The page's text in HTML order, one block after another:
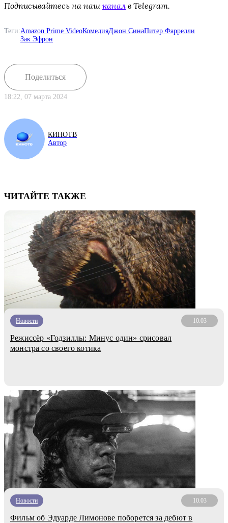
Подписывайтесь на наш канал в Telegram.
Теги:Amazon Prime VideoКомедияДжон СинаПитер Фаррелли
Зак Эфрон
Поделиться
18:22, 07 марта 2024
КИНОТВ
Автор
ЧИТАЙТЕ ТАКЖЕ
Новости 10.03
Режиссёр «Годзиллы: Минус один» срисовал
монстра со своего котика
Новости 10.03
Фильм об Эдуарде Лимонове поборется за дебют в